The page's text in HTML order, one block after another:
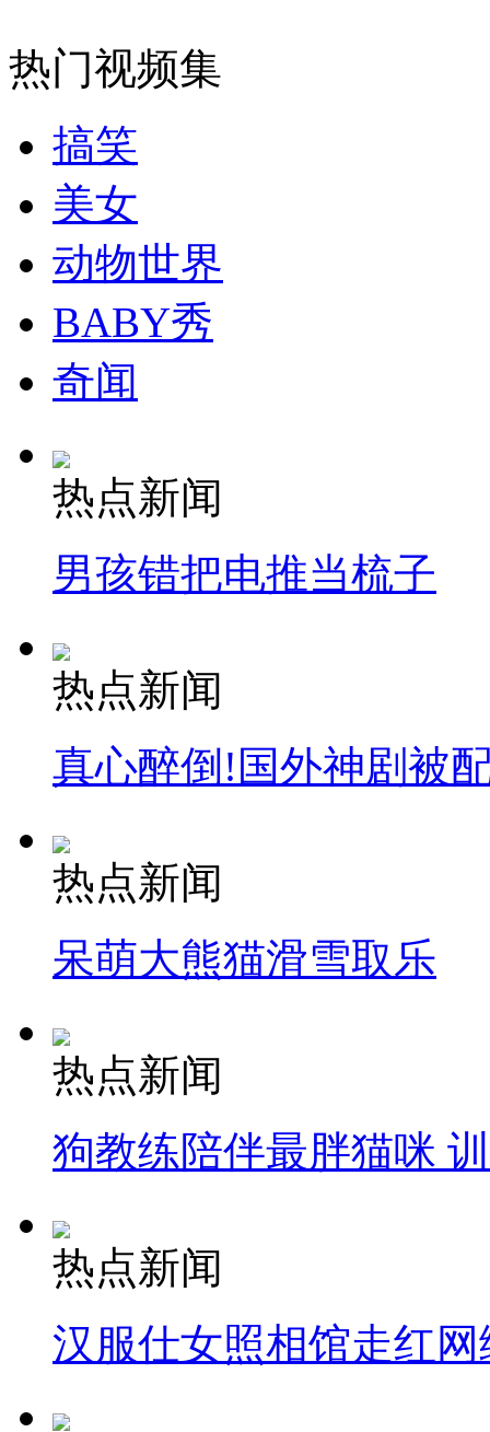
走！跟着总书记去植树
消防员救轻生者
纽约上演“枕头大战”
司机酒驾遇交警 急速倒车逃窜
热门视频集
搞笑
美女
动物世界
BABY秀
奇闻
热点新闻
男孩错把电推当梳子
热点新闻
真心醉倒!国外神剧被
热点新闻
呆萌大熊猫滑雪取乐
热点新闻
狗教练陪伴最胖猫咪
热点新闻
汉服仕女照相馆走红网